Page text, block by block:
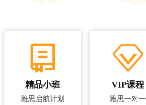
精品小班
雅思启航计划
VIP课程
雅思一对一